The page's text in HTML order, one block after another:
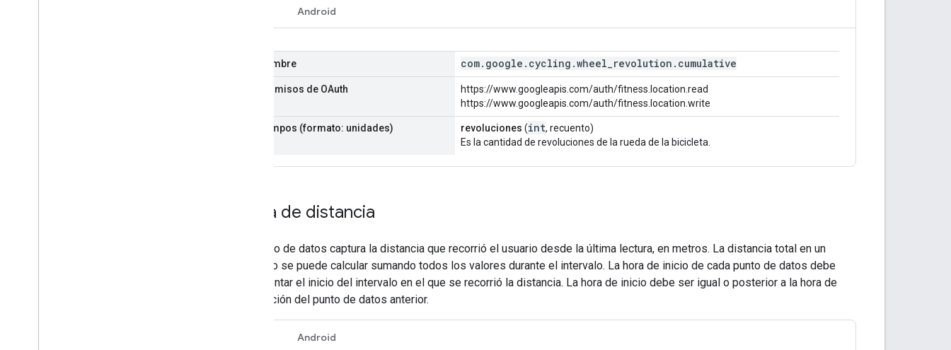
Android
Nombre com. google . cycling .wheel revolution . cumulative
Permisos de OAuth
https://www.googleapis.com/auth/fitness.location.read
https://www.googleapis.com/auth/fitness.location.write
Campos (formato: unidades) revoluciones (int, recuento)
Es la cantidad de revoluciones de la rueda de la bicicleta.
Delta de distancia
Este tipo de datos captura la distancia que recorrió el usuario desde la última lectura, en metros. La distancia total en un
intervalo se puede calcular sumando todos los valores durante el intervalo. La hora de inicio de cada punto de datos debe
representar el inicio del intervalo en el que se recorrió la distancia. La hora de inicio debe ser igual o posterior a la hora de
finalización del punto de datos anterior.
Android